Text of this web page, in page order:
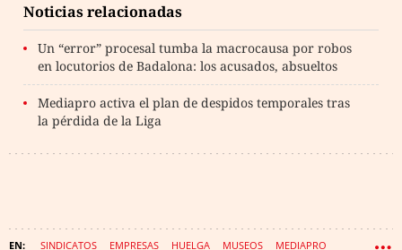
Noticias relacionadas
Un “error” procesal tumba la macrocausa por robos
en locutorios de Badalona: los acusados, absueltos
Mediapro activa el plan de despidos temporales tras
la pérdida de la Liga
SINDICATOS EMPRESAS HUELGA MUSEOS MEDIAPRO